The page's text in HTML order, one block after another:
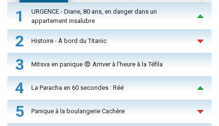
1
URGENCE - Diane, 80 ans, en danger dans un
appartement insalubre
2 Histoire - À bord du Titanic
3 Mitsva en panique 😨 Arriver à l'heure à la Téfila
4 La Paracha en 60 secondes : Réé
5 Panique à la boulangerie Cachère